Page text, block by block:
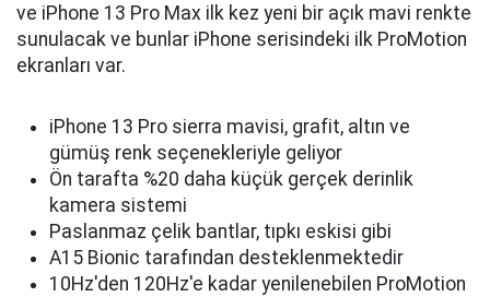
ve iPhone 13 Pro Max ilk kez yeni bir açık mavi renkte
sunulacak ve bunlar iPhone serisindeki ilk ProMotion
ekranları var.
iPhone 13 Pro sierra mavisi, grafit, altın ve
gümüş renk seçenekleriyle geliyor
Ön tarafta %20 daha küçük gerçek derinlik
kamera sistemi
Paslanmaz çelik bantlar, tıpkı eskisi gibi
A15 Bionic tarafından desteklenmektedir
10Hz'den 120Hz'e kadar yenilenebilen ProMotion